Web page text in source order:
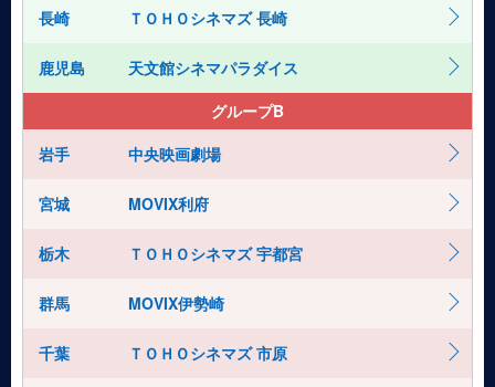
長崎 ＴＯＨＯシネマズ 長崎
鹿児島
天文館シネマパラダイス
グループB
岩手
中央映画劇場
宮城 MOVIX利府
栃木 ＴＯＨＯシネマズ 宇都宮
群馬 MOVIX伊勢崎
千葉 ＴＯＨＯシネマズ 市原